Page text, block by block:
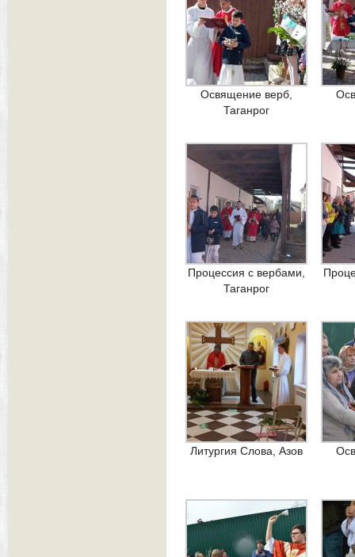
Освящение верб,
Таганрог
Процессия с вербами,
Таганрог
Литургия Слова, Азов